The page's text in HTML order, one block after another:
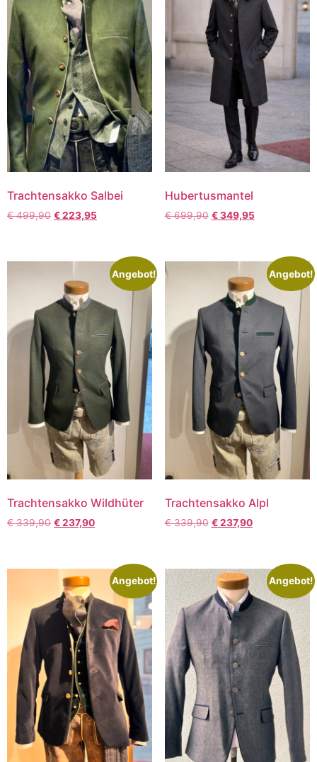
Trachtensakko Salbei
€499,90 €223,95
Hubertusmantel
€699,90 €349,95
Angebot!
Trachtensakko Wildhüter
€339,90 €237,90
Angebot!
Trachtensakko Alpl
€339,90 €237,90
Angebot! Angebot!